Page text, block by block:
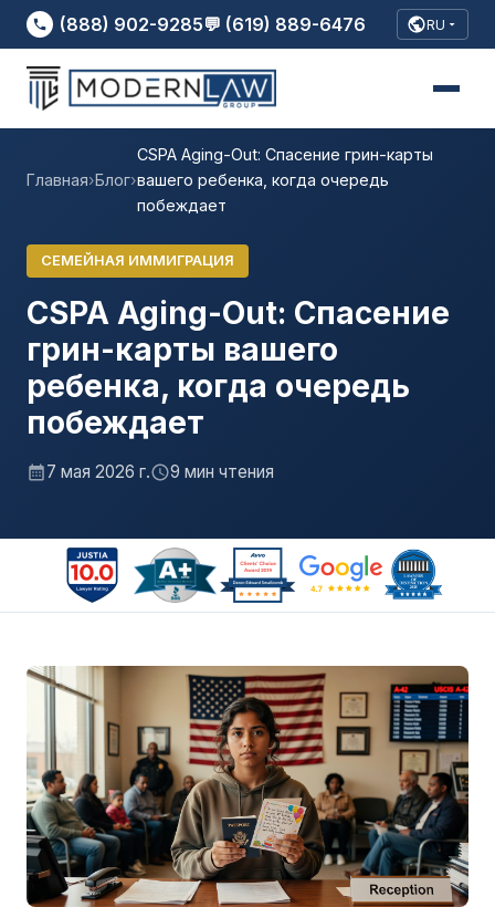
(888) 902-9285💬 (619) 889-6476 RU
Главная›Блог›
CSPA Aging-Out: Спасение грин-карты
вашего ребенка, когда очередь
побеждает
СЕМЕЙНАЯ ИММИГРАЦИЯ
CSPA Aging-Out: Спасение
грин-карты вашего
ребенка, когда очередь
побеждает
7 мая 2026 г. 9 мин чтения